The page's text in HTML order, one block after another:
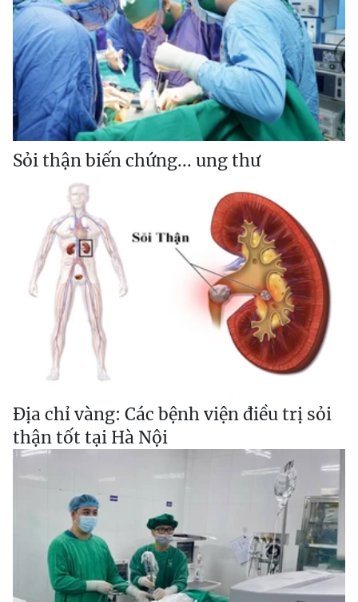
Sỏi thận biến chứng... ung thư
Địa chỉ vàng: Các bệnh viện điều trị sỏi
thận tốt tại Hà Nội